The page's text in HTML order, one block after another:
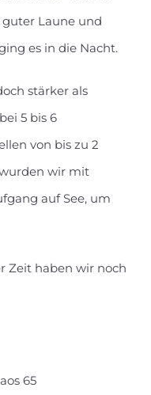
guter Laune und
es in die Nacht.
stärker als
5 bis 6
von bis zu 2
wir mit
auf See, um
Zeit haben wir noch
65